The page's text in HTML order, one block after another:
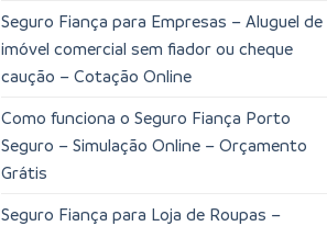
Seguro Fiança para Empresas – Aluguel de
imóvel comercial sem fiador ou cheque
caução – Cotação Online
Como funciona o Seguro Fiança Porto
Seguro – Simulação Online – Orçamento
Grátis
Seguro Fiança para Loja de Roupas –